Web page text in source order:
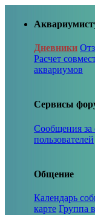
Дневники
Расчет
аквариумов
Сервисы
Сообщения за
пользователей
Общение
Календарь
карте Группа